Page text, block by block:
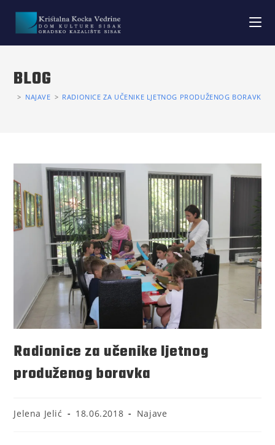
BLOG
> NAJAVE > RADIONICE ZA UČENIKE LJETNOG PRODUŽENOG BORAVKA
Radionice za učenike ljetnog
produženog boravka
Jelena Jelić 18.06.2018 Najave